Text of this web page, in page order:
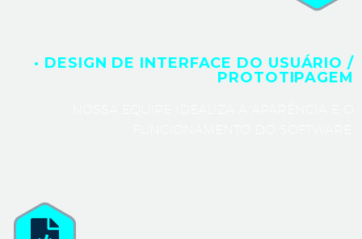
· DESIGN DE INTERFACE DO USUÁRIO /
PROTOTIPAGEM